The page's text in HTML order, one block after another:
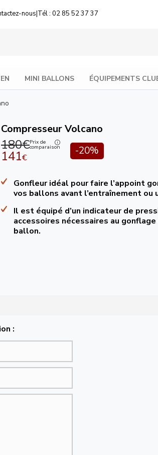
nous|Tél : 02 85 52 37 37
MINI BALLONS ÉQUIPEMENTS
Compresseur Volcano
180€Prix de
comparaison
141€ -20%
Gonfleur idéal pour faire l’appoint
vos ballons avant l’entraînement ou
Il est équipé d’un indicateur de
accessoires nécessaires au
ballon.
: